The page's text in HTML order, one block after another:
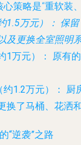
策略是“重软装
1.5万元）： 保
及更换全室照明
1万元）：
原有
1.2万元）：
厨
换了马桶、花洒
“逆袭”之路